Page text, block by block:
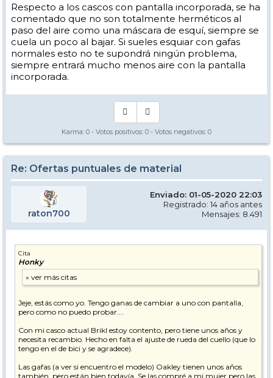
Respecto a los cascos con pantalla incorporada, se ha
comentado que no son totalmente herméticos al
paso del aire como una máscara de esquí, siempre se
cuela un poco al bajar. Si sueles esquiar con gafas
normales esto no te supondrá ningún problema,
siempre entrará mucho menos aire con la pantalla
incorporada.
Karma: 0 - Votos positivos: 0 - Votos negativos: 0
Re: Ofertas puntuales de material
raton700
Enviado: 01-05-2020 22:03
Registrado: 14 años antes
Mensajes: 8.491
Cita
Honky
Jeje, estás como yo. Tengo ganas de cambiar a uno con pantalla,
pero como no puedo probar....
Con mi casco actual Brikl estoy contento, pero tiene unos años y
necesita recambio. Hecho en falta el ajuste de rueda del cuello (que lo
tengo en el de bici y se agradece).
Las gafas (a ver si encuentro el modelo) Oakley tienen unos años
también, pero están bien todavía. Se las compré a mi mujer pero las